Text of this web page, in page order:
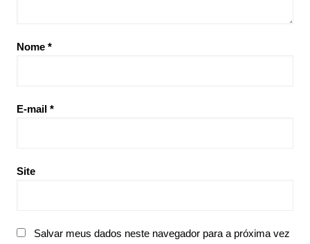
Nome *
E-mail *
Site
Salvar meus dados neste navegador para a próxima vez